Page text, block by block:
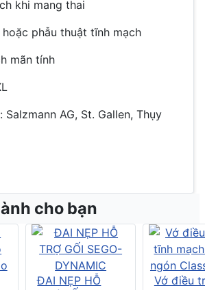
khi mang thai
phẫu thuật tĩnh mạch
mãn tính
Salzmann AG, St. Gallen, Thụy
cho bạn
ĐAI NẸP HỖ
Vớ điều